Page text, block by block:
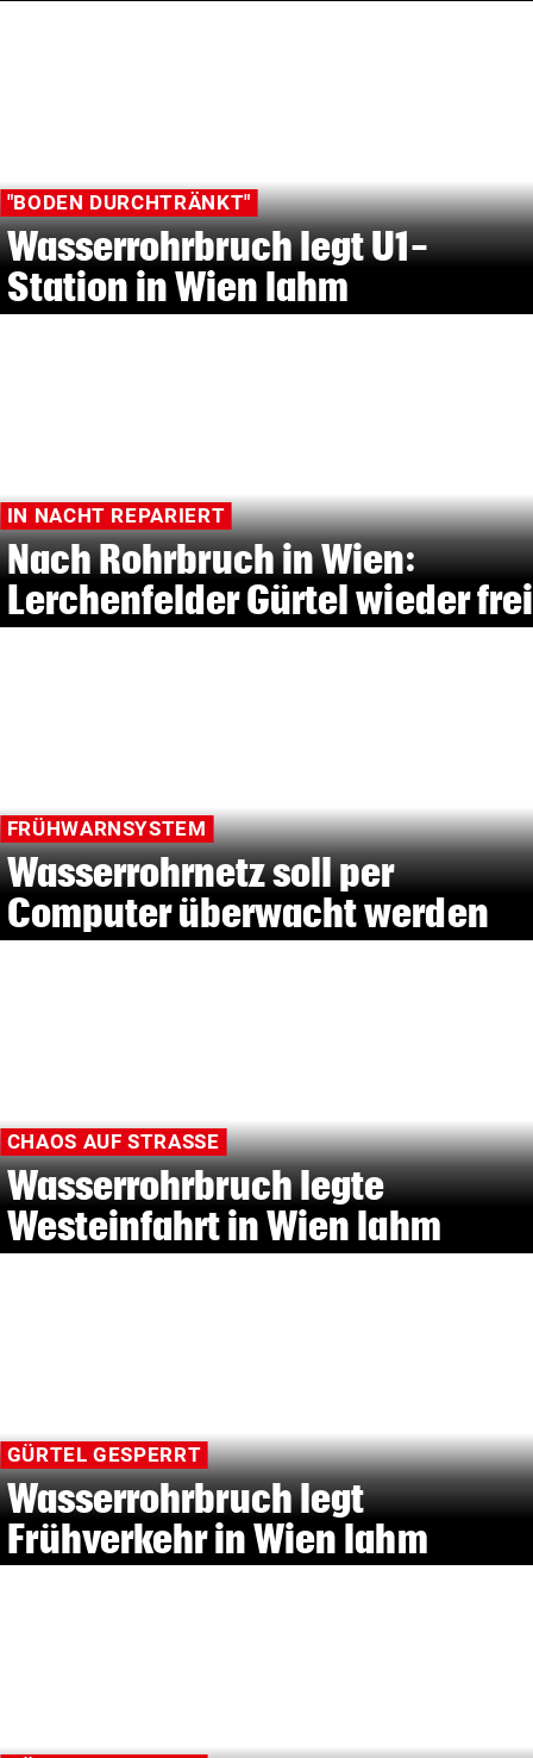
"BODEN DURCHTRÄNKT"
Wasserrohrbruch legt U1-
Station in Wien lahm
IN NACHT REPARIERT
Nach Rohrbruch in Wien:
Lerchenfelder Gürtel wieder frei
FRÜHWARNSYSTEM
Wasserrohrnetz soll per
Computer überwacht werden
CHAOS AUF STRASSE
Wasserrohrbruch legte
Westeinfahrt in Wien lahm
GÜRTEL GESPERRT
Wasserrohrbruch legt
Frühverkehr in Wien lahm